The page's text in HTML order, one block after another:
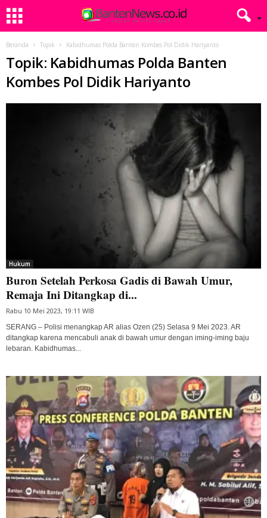
Beranda Topik Kabidhumas Polda Banten Kombes Pol Didik Hariyanto
Topik: Kabidhumas Polda Banten
Kombes Pol Didik Hariyanto
Hukum
Buron Setelah Perkosa Gadis di Bawah Umur,
Remaja Ini Ditangkap di...
Rabu 10 Mei 2023, 19:11 WIB
SERANG – Polisi menangkap AR alias Ozen (25) Selasa 9 Mei 2023. AR
ditangkap karena mencabuli anak di bawah umur dengan iming-iming baju
lebaran. Kabidhumas...